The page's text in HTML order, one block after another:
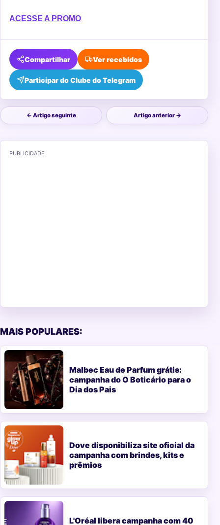
ACESSE A PROMO
Compartilhar
Participar do Clube do Telegram
Ver recebidos
← Artigo seguinte Artigo anterior →
PUBLICIDADE
MAIS POPULARES:
Malbec Eau de Parfum grátis:
campanha do O Boticário para o
Dia dos Pais
Dove disponibiliza site oficial da
campanha com brindes, kits e
prêmios
L'Oréal libera campanha com 40